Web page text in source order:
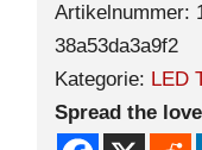
Artikelnummer:
38a53da3a9f2
Kategorie: LED
Spread the love